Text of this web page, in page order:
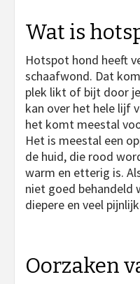
Wat is
Hotspot hond heeft
schaafwond. Dat
plek likt of bijt door
kan over het hele lijf
het komt meestal
Het is meestal een
de huid, die rood
warm en etterig is.
niet goed behandeld
diepere en veel
Oorzaken